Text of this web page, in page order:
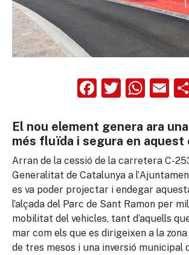
Facebook
Twitter
El nou element genera ara
més fluïda i segura en aquest
Arran de la cessió de la carretera C-
Generalitat de Catalunya a
es va poder projectar i endegar
l’alçada del Parc de Sant Ramon per
mobilitat del vehicles, tant d’aquells
mar com els que es dirigeixen a la
de tres mesos i una inversió municipal